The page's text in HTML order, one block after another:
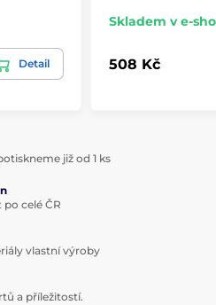
Detail
Skladem v e-
508 Kč
již od 1 ks
celé ČR
vlastní výroby
a příležitostí.